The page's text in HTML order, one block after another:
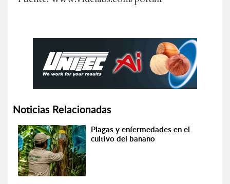
Noticias Relacionadas
Plagas y enfermedades en el
cultivo del banano